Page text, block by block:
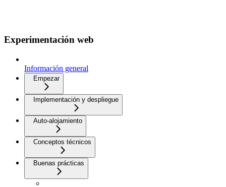
Experimentación web
Información general
Empezar
Implementación y despliegue
Auto-alojamiento
Conceptos técnicos
Buenas prácticas